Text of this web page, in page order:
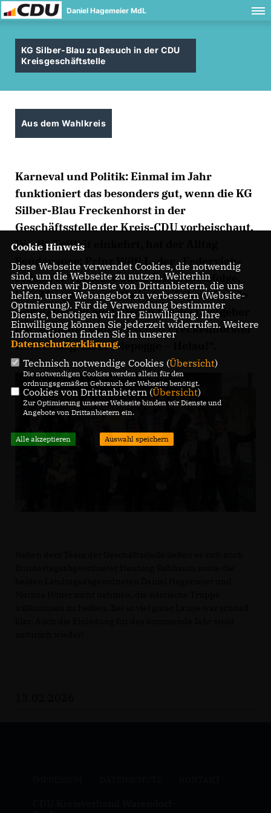
Daniel Hagemeier MdL
KG Silber-Blau zu Besuch in der CDU
Kreisgeschäftstelle
Aus dem Wahlkreis
Karneval und Politik: Einmal im Jahr
funktioniert das besonders gut, wenn die KG
Silber-Blau Freckenhorst in der
Geschäftsstelle der Kreis-CDU vorbeischaut.
Wo die Tollität einkehrt, hat der Alltag
Sendepause: Prinz Willi I., der „Federvieh-
Flüsterer“, brachte ein fröhliches Gefolge,
jede Menge karnevalistischer Lebensfreude
und natürlich auch Orden für die Gastgeber
mit, begleitet vom typischen Freckenhorster
Karnevalsgruß „Pielepogge – Helau!“.
Cookie Hinweis
Diese Webseite verwendet Cookies, die notwendig
sind, um die Webseite zu nutzen. Weiterhin
verwenden wir Dienste von Drittanbietern, die uns
helfen, unser Webangebot zu verbessern (Website-
Optmierung). Für die Verwendung bestimmter
Dienste, benötigen wir Ihre Einwilligung. Ihre
Einwilligung können Sie jederzeit widerrufen. Weitere
Informationen finden Sie in unserer
Datenschutzerklärung.
Technisch notwendige Cookies (Übersicht)
Die notwendigen Cookies werden allein für den
ordnungsgemäßen Gebrauch der Webseite benötigt.
Cookies von Drittanbietern (Übersicht)
Zur Optimierung unserer Webseite binden wir Dienste und
Angebote von Drittanbietern ein.
Alle akzeptieren Auswahl speichern